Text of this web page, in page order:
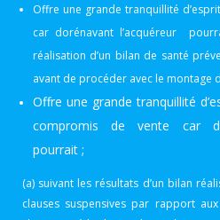
Offre une grande tranquillité
car dorénavant l’acquéreur
réalisation d’un bilan de santé
avant de procéder avec le montage
Offre une grande tranquillité
compromis de vente car
pourrait ;
(a) suivant les résultats d’un bilan
clauses suspensives par rapport